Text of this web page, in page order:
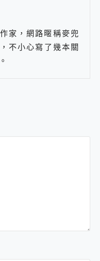
家，網路暱稱麥兜
不小心寫了幾本關